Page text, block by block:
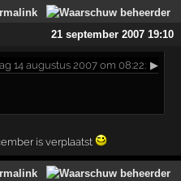
21 september 2007 19:10
14 augustus 2007 om 08:22: ▶
is verplaatst